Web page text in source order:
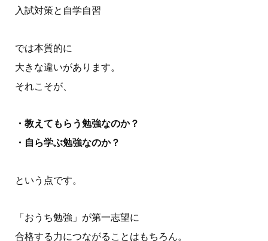
入試対策と自学自習
では本質的に
大きな違いがあります。
それこそが、
・教えてもらう勉強なのか？
・自ら学ぶ勉強なのか？
という点です。
「おうち勉強」が第一志望に
合格する力につながることはもちろん。